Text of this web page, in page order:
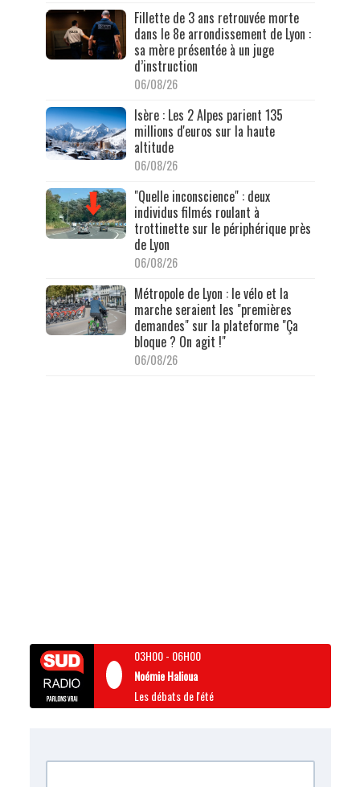
Fillette de 3 ans retrouvée morte
dans le 8e arrondissement de Lyon :
sa mère présentée à un juge
d’instruction
06/08/26
Isère : Les 2 Alpes parient 135
millions d'euros sur la haute
altitude
06/08/26
"Quelle inconscience" : deux
individus filmés roulant à
trottinette sur le périphérique près
de Lyon
06/08/26
Métropole de Lyon : le vélo et la
marche seraient les "premières
demandes" sur la plateforme "Ça
bloque ? On agit !"
06/08/26
03H00- 06H00
Noémie Halioua
Les débats de l'été